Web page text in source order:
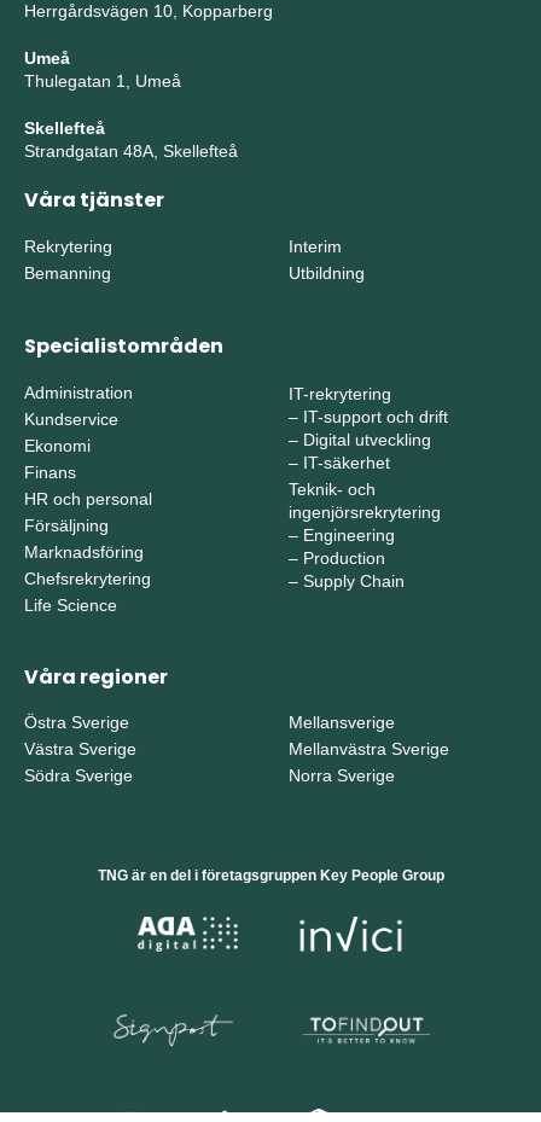
Herrgårdsvägen 10, Kopparberg
Umeå
Thulegatan 1, Umeå
Skellefteå
Strandgatan 48A, Skellefteå
Våra tjänster
Rekrytering
Bemanning
Interim
Utbildning
Specialistområden
Administration
Kundservice
Ekonomi
Finans
HR och personal
Försäljning
Marknadsföring
Chefsrekrytering
Life Science
IT-rekrytering
– IT-support och drift
– Digital utveckling
– IT-säkerhet
Teknik- och
ingenjörsrekrytering
– Engineering
– Production
– Supply Chain
Våra regioner
Östra Sverige
Västra Sverige
Södra Sverige
Mellansverige
Mellanvästra Sverige
Norra Sverige
TNG är en del i företagsgruppen Key People Group